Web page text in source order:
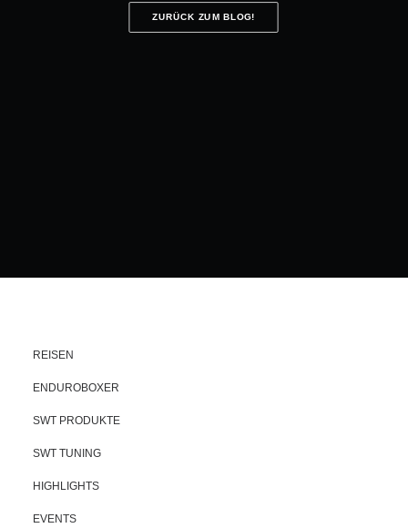
SEARCH
ZURÜCK ZUM BLOG!
REISEN
ENDUROBOXER
SWT PRODUKTE
SWT TUNING
HIGHLIGHTS
EVENTS